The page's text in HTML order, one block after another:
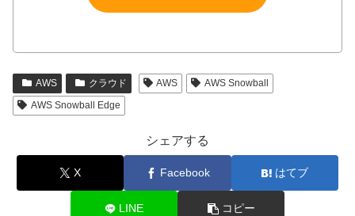
AWS クラウド AWS
AWS Snowball
AWS Snowball Edge
シェアする
X Facebook はてブ
LINE コピー